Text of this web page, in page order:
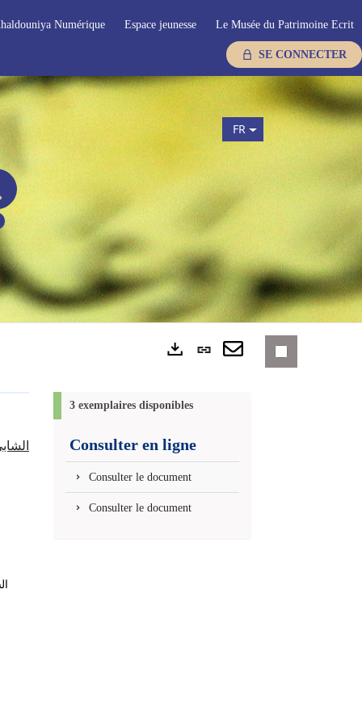
Numérique Espace jeunesse Le Musée du Patrimoine Ecrit
SE CONNECTER
FR
Lien
3 exemplaires disponibles
Consulter en ligne
Consulter le document
Consulter le document